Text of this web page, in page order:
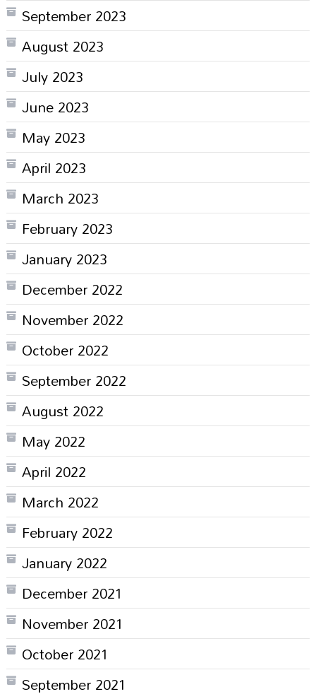
September 2023
August 2023
July 2023
June 2023
May 2023
April 2023
March 2023
February 2023
January 2023
December 2022
November 2022
October 2022
September 2022
August 2022
May 2022
April 2022
March 2022
February 2022
January 2022
December 2021
November 2021
October 2021
September 2021